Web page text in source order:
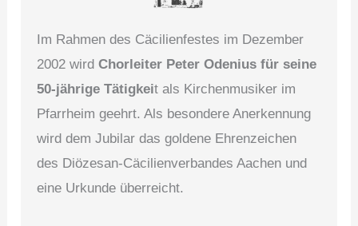
Im Rahmen des Cäcilienfestes im Dezember
2002 wirdChorleiter Peter Odenius für seine
50-jährige Tätigkeit als Kirchenmusiker im
Pfarrheim geehrt. Als besondere Anerkennung
wird dem Jubilar das goldene Ehrenzeichen
des Diözesan-Cä­ci­lien­ver­ban­des Aachen und
eine Urkunde überreicht.